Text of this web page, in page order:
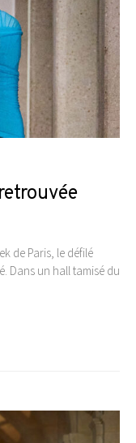
de Paris, le défilé
Dans un hall tamisé du